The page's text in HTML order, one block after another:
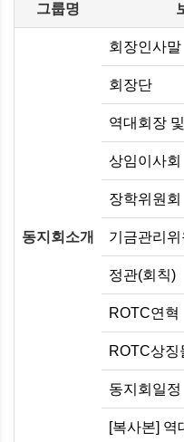
그룹명
동지회소개
회장인사말
회장단
역대회장
상임이사회
장학위원회
기금관리위
정관(회칙)
ROTC연혁
ROTC상징
동지회일정
[복사본] 역